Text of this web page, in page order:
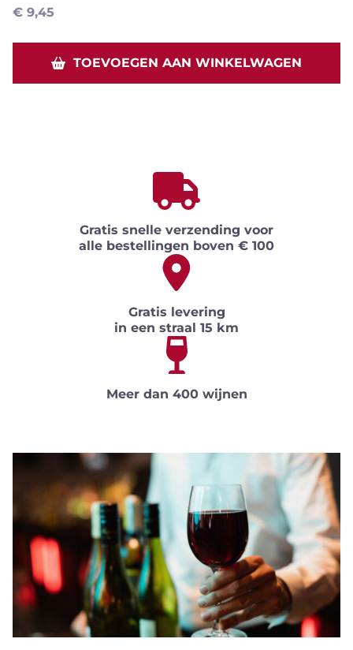
€ 9,45
TOEVOEGEN AAN WINKELWAGEN
Gratis snelle verzending voor
alle bestellingen boven € 100
Gratis levering
in een straal 15 km
Meer dan 400 wijnen